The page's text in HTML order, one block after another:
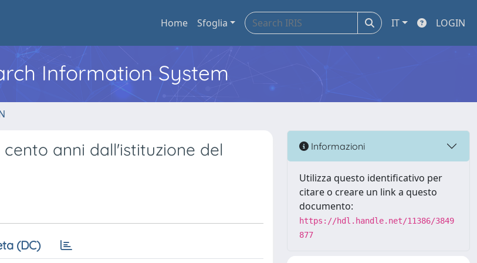
Home Sfoglia IT LOGIN
Information System
anni dall'istituzione del
(DC)
Informazioni
Utilizza questo identificativo per
citare o creare un link a questo
documento:
https://hdl.handle.net/11386/3849
877